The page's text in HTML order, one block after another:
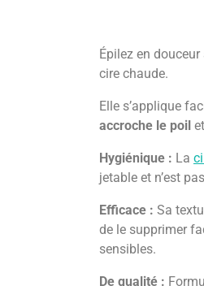
Épilez en
cire chaude.
Elle s’applique
accroche le poil
Hygiénique : La
jetable et n’est
Efficace : Sa
de le supprimer
sensibles.
De qualité :